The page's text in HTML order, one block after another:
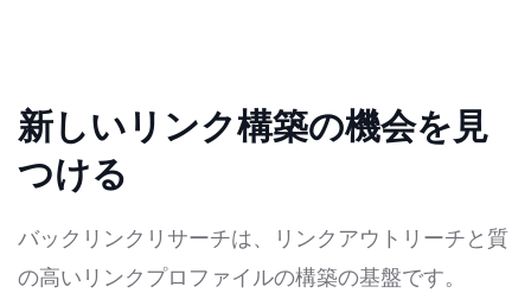
新しいリンク構築の機会を見
つける
バックリンクリサーチは、リンクアウトリーチと質
の高いリンクプロファイルの構築の基盤です。